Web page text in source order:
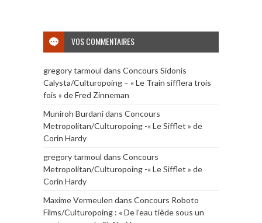
VOS COMMENTAIRES
gregory tarmoul dans Concours Sidonis
Calysta/Culturopoing – « Le Train sifflera trois
fois » de Fred Zinneman
Muniroh Burdanidans Concours
Metropolitan/Culturopoing -« Le Sifflet » de
Corin Hardy
gregory tarmoul dans Concours
Metropolitan/Culturopoing -« Le Sifflet » de
Corin Hardy
Maxime Vermeulen dans Concours Roboto
Films/Culturopoing : « De l’eau tiède sous un